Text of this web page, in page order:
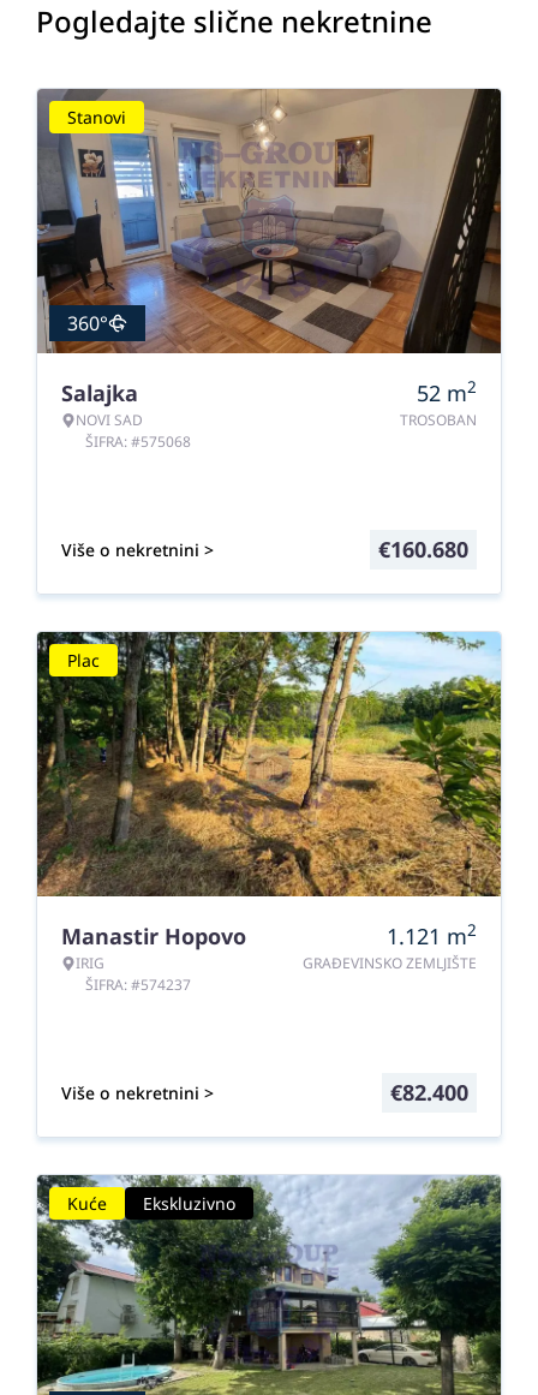
Pogledajte slične nekretnine
Stanovi
360°
Salajka
NOVI SAD
ŠIFRA: #575068
52 m2
TROSOBAN
Više o nekretnini > €160.680
Plac
Manastir Hopovo
IRIG
ŠIFRA: #574237
1.121 m2
GRAĐEVINSKO ZEMLJIŠTE
Više o nekretnini > €82.400
Kuće Ekskluzivno